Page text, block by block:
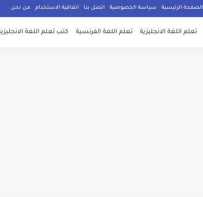
الصفحة الرئيسية سياسة الخصوصية اتصل بنا اتفاقية الاستخدام من نحن
تعلم اللغة الانجليزية تعلم اللغة الفرنسية كتب تعلم اللغة